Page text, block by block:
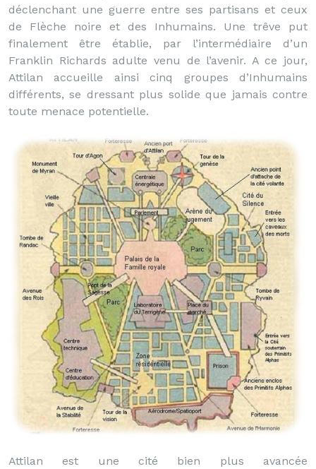
déclenchant une guerre entre ses partisans et ceux
de Flèche noire et des Inhumains. Une trêve put
finalement être établie, par l’intermédiaire d’un
Franklin Richards adulte venu de l’avenir. A ce jour,
Attilan accueille ainsi cinq groupes d’Inhumains
différents, se dressant plus solide que jamais contre
toute menace potentielle.
Attilan est une cité bien plus avancée